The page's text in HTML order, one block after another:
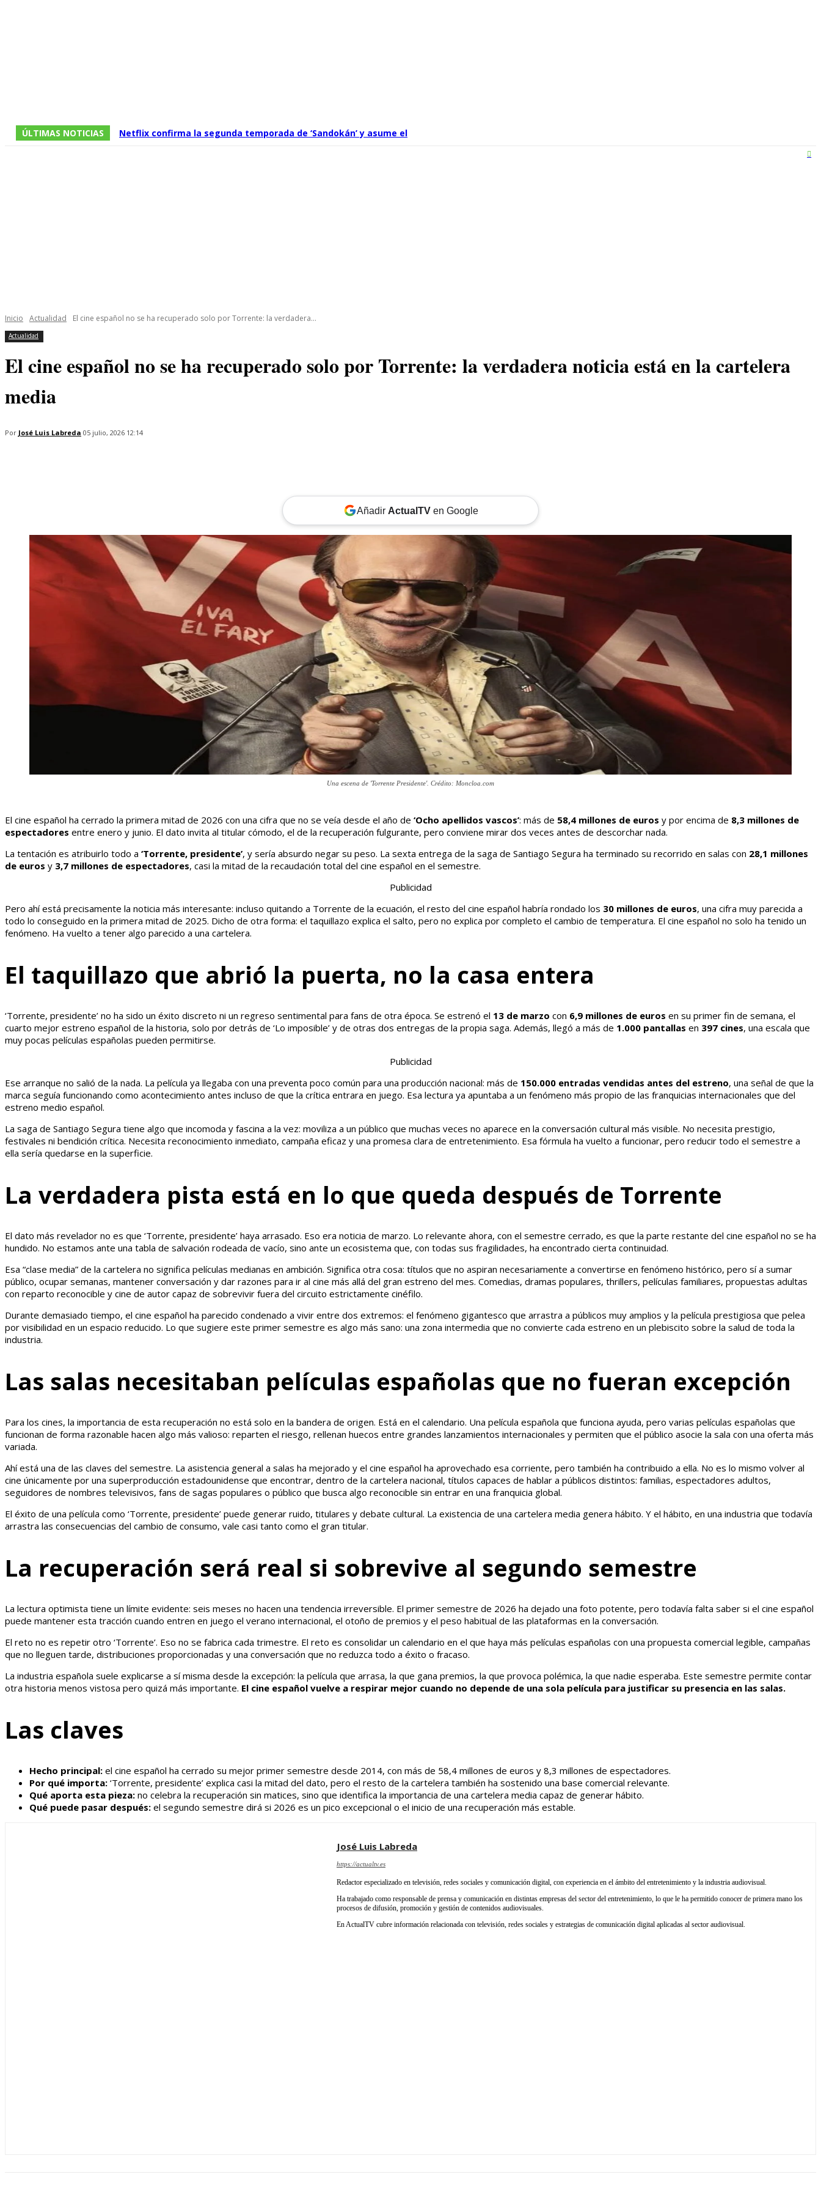
ÚLTIMAS NOTICIAS
Netflix confirma la segunda temporada de ‘Sandokán’ y asume el
Inicio Actualidad El cine español no se ha recuperado solo por Torrente: la verdadera...
Actualidad
El cine español no se ha recuperado solo por Torrente: la verdadera noticia está en la cartelera
media
Por José Luis Labreda 05 julio, 2026 12:14
Añadir ActualTVen Google
Una escena de 'Torrente Presidente'. Crédito: Moncloa.com
El cine español ha cerrado la primera mitad de 2026 con una cifra que no se veía desde el año de ‘Ocho apellidos vascos’: más de 58,4 millones de euros y por encima de 8,3 millones de
espectadores entre enero y junio. El dato invita al titular cómodo, el de la recuperación fulgurante, pero conviene mirar dos veces antes de descorchar nada.
La tentación es atribuirlo todo a ‘Torrente, presidente’, y sería absurdo negar su peso. La sexta entrega de la saga de Santiago Segura ha terminado su recorrido en salas con 28,1 millones
de euros y 3,7 millones de espectadores, casi la mitad de la recaudación total del cine español en el semestre.
Publicidad
Pero ahí está precisamente la noticia más interesante: incluso quitando a Torrente de la ecuación, el resto del cine español habría rondado los 30 millones de euros, una cifra muy parecida a
todo lo conseguido en la primera mitad de 2025. Dicho de otra forma: el taquillazo explica el salto, pero no explica por completo el cambio de temperatura. El cine español no solo ha tenido un
fenómeno. Ha vuelto a tener algo parecido a una cartelera.
El taquillazo que abrió la puerta, no la casa entera
‘Torrente, presidente’ no ha sido un éxito discreto ni un regreso sentimental para fans de otra época. Se estrenó el 13 de marzo con 6,9 millones de euros en su primer fin de semana, el
cuarto mejor estreno español de la historia, solo por detrás de ‘Lo imposible’ y de otras dos entregas de la propia saga. Además, llegó a más de 1.000 pantallas en 397 cines, una escala que
muy pocas películas españolas pueden permitirse.
Publicidad
Ese arranque no salió de la nada. La película ya llegaba con una preventa poco común para una producción nacional: más de 150.000 entradas vendidas antes del estreno, una señal de que la
marca seguía funcionando como acontecimiento antes incluso de que la crítica entrara en juego. Esa lectura ya apuntaba a un fenómeno más propio de las franquicias internacionales que del
estreno medio español.
La saga de Santiago Segura tiene algo que incomoda y fascina a la vez: moviliza a un público que muchas veces no aparece en la conversación cultural más visible. No necesita prestigio,
festivales ni bendición crítica. Necesita reconocimiento inmediato, campaña eficaz y una promesa clara de entretenimiento. Esa fórmula ha vuelto a funcionar, pero reducir todo el semestre a
ella sería quedarse en la superficie.
La verdadera pista está en lo que queda después de Torrente
El dato más revelador no es que ‘Torrente, presidente’ haya arrasado. Eso era noticia de marzo. Lo relevante ahora, con el semestre cerrado, es que la parte restante del cine español no se ha
hundido. No estamos ante una tabla de salvación rodeada de vacío, sino ante un ecosistema que, con todas sus fragilidades, ha encontrado cierta continuidad.
Esa “clase media” de la cartelera no significa películas medianas en ambición. Significa otra cosa: títulos que no aspiran necesariamente a convertirse en fenómeno histórico, pero sí a sumar
público, ocupar semanas, mantener conversación y dar razones para ir al cine más allá del gran estreno del mes. Comedias, dramas populares, thrillers, películas familiares, propuestas adultas
con reparto reconocible y cine de autor capaz de sobrevivir fuera del circuito estrictamente cinéfilo.
Durante demasiado tiempo, el cine español ha parecido condenado a vivir entre dos extremos: el fenómeno gigantesco que arrastra a públicos muy amplios y la película prestigiosa que pelea
por visibilidad en un espacio reducido. Lo que sugiere este primer semestre es algo más sano: una zona intermedia que no convierte cada estreno en un plebiscito sobre la salud de toda la
industria.
Las salas necesitaban películas españolas que no fueran excepción
Para los cines, la importancia de esta recuperación no está solo en la bandera de origen. Está en el calendario. Una película española que funciona ayuda, pero varias películas españolas que
funcionan de forma razonable hacen algo más valioso: reparten el riesgo, rellenan huecos entre grandes lanzamientos internacionales y permiten que el público asocie la sala con una oferta más
variada.
Ahí está una de las claves del semestre. La asistencia general a salas ha mejorado y el cine español ha aprovechado esa corriente, pero también ha contribuido a ella. No es lo mismo volver al
cine únicamente por una superproducción estadounidense que encontrar, dentro de la cartelera nacional, títulos capaces de hablar a públicos distintos: familias, espectadores adultos,
seguidores de nombres televisivos, fans de sagas populares o público que busca algo reconocible sin entrar en una franquicia global.
El éxito de una película como ‘Torrente, presidente’ puede generar ruido, titulares y debate cultural. La existencia de una cartelera media genera hábito. Y el hábito, en una industria que todavía
arrastra las consecuencias del cambio de consumo, vale casi tanto como el gran titular.
La recuperación será real si sobrevive al segundo semestre
La lectura optimista tiene un límite evidente: seis meses no hacen una tendencia irreversible. El primer semestre de 2026 ha dejado una foto potente, pero todavía falta saber si el cine español
puede mantener esta tracción cuando entren en juego el verano internacional, el otoño de premios y el peso habitual de las plataformas en la conversación.
El reto no es repetir otro ‘Torrente’. Eso no se fabrica cada trimestre. El reto es consolidar un calendario en el que haya más películas españolas con una propuesta comercial legible, campañas
que no lleguen tarde, distribuciones proporcionadas y una conversación que no reduzca todo a éxito o fracaso.
La industria española suele explicarse a sí misma desde la excepción: la película que arrasa, la que gana premios, la que provoca polémica, la que nadie esperaba. Este semestre permite contar
otra historia menos vistosa pero quizá más importante. El cine español vuelve a respirar mejor cuando no depende de una sola película para justificar su presencia en las salas.
Las claves
Hecho principal: el cine español ha cerrado su mejor primer semestre desde 2014, con más de 58,4 millones de euros y 8,3 millones de espectadores.
Por qué importa: ‘Torrente, presidente’ explica casi la mitad del dato, pero el resto de la cartelera también ha sostenido una base comercial relevante.
Qué aporta esta pieza: no celebra la recuperación sin matices, sino que identifica la importancia de una cartelera media capaz de generar hábito.
Qué puede pasar después: el segundo semestre dirá si 2026 es un pico excepcional o el inicio de una recuperación más estable.
José Luis Labreda
https://actualtv.es
Redactor especializado en televisión, redes sociales y comunicación digital, con experiencia en el ámbito del entretenimiento y la industria audiovisual.
Ha trabajado como responsable de prensa y comunicación en distintas empresas del sector del entretenimiento, lo que le ha permitido conocer de primera mano los
procesos de difusión, promoción y gestión de contenidos audiovisuales.
En ActualTV cubre información relacionada con televisión, redes sociales y estrategias de comunicación digital aplicadas al sector audiovisual.